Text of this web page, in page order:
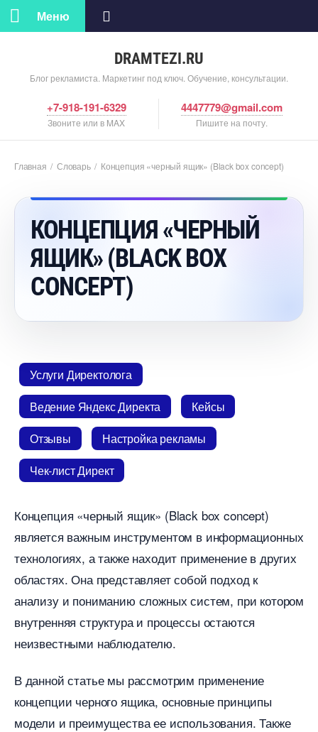
DRAMTEZI.RU
Блог рекламиста. Маркетинг под ключ. Обучение, консультации.
Меню
+7-918-191-6329
Звоните или в MAX
4447779@gmail.com
Пишите на почту.
Главная / Словарь/ Концепция «черный ящик» (Black box concept)
КОНЦЕПЦИЯ «ЧЕРНЫЙ
ЯЩИК» (BLACK BOX
CONCEPT)
Услуги Директолога
едение Яндекс Директа
Кейсы
Отзывы
Настройка рекламы
Чек-лист Директ
Концепция «черный ящик» (Black box concept)
является важным инструментом в информационных
технологиях, а также находит применение в других
областях.​ Она представляет собой подход к
анализу и пониманию сложных систем, при котором
нутренняя структура и процессы остаются
неизвестными наблюдателю.​
данной статье мы рассмотрим применение
концепции черного ящика, основные принципы
модели и преимущества ее использования.​ Также